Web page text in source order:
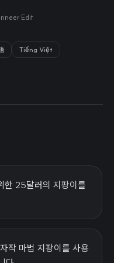
Edit
Tiếng Việt
한 25달러의 지팡이를
작 마법 지팡이를 사용